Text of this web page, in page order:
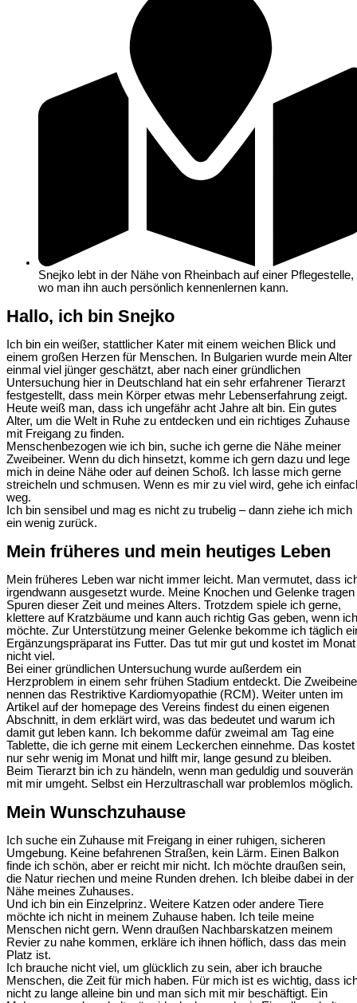
Snejko lebt in der Nähe von Rheinbach auf einer Pflegestelle,
wo man ihn auch persönlich kennenlernen kann.
Hallo, ich bin Snejko
Ich bin ein weißer, stattlicher Kater mit einem weichen Blick und
einem großen Herzen für Menschen. In Bulgarien wurde mein Alter
einmal viel jünger geschätzt, aber nach einer gründlichen
Untersuchung hier in Deutschland hat ein sehr erfahrener Tierarzt
festgestellt, dass mein Körper etwas mehr Lebenserfahrung zeigt.
Heute weiß man, dass ich ungefähr acht Jahre alt bin. Ein gutes
Alter, um die Welt in Ruhe zu entdecken und ein richtiges Zuhause
mit Freigang zu finden.
Menschenbezogen wie ich bin, suche ich gerne die Nähe meiner
Zweibeiner. Wenn du dich hinsetzt, komme ich gern dazu und lege
mich in deine Nähe oder auf deinen Schoß. Ich lasse mich gerne
streicheln und schmusen. Wenn es mir zu viel wird, gehe ich
weg.
Ich bin sensibel und mag es nicht zu trubelig – dann ziehe ich mich
ein wenig zurück.
Mein früheres und mein heutiges Leben
Mein früheres Leben war nicht immer leicht. Man vermutet, dass
irgendwann ausgesetzt wurde. Meine Knochen und Gelenke tragen
Spuren dieser Zeit und meines Alters. Trotzdem spiele ich gerne,
klettere auf Kratzbäume und kann auch richtig Gas geben, wenn ich
möchte. Zur Unterstützung meiner Gelenke bekomme ich täglich
Ergänzungspräparat ins Futter. Das tut mir gut und kostet im Monat
nicht viel.
Bei einer gründlichen Untersuchung wurde außerdem ein
Herzproblem in einem sehr frühen Stadium entdeckt. Die
nennen das Restriktive Kardiomyopathie (RCM). Weiter unten im
Artikel auf der homepage des Vereins findest du einen eigenen
Abschnitt, in dem erklärt wird, was das bedeutet und warum ich
damit gut leben kann. Ich bekomme dafür zweimal am Tag eine
Tablette, die ich gerne mit einem Leckerchen einnehme. Das kostet
nur sehr wenig im Monat und hilft mir, lange gesund zu bleiben.
Beim Tierarzt bin ich zu händeln, wenn man geduldig und souverän
mit mir umgeht. Selbst ein Herzultraschall war problemlos möglich.
Mein Wunschzuhause
Ich suche ein Zuhause mit Freigang in einer ruhigen, sicheren
Umgebung. Keine befahrenen Straßen, kein Lärm. Einen Balkon
finde ich schön, aber er reicht mir nicht. Ich möchte draußen sein,
die Natur riechen und meine Runden drehen. Ich bleibe dabei in der
Nähe meines Zuhauses.
Und ich bin ein Einzelprinz. Weitere Katzen oder andere Tiere
möchte ich nicht in meinem Zuhause haben. Ich teile meine
Menschen nicht gern. Wenn draußen Nachbarskatzen meinem
Revier zu nahe kommen, erkläre ich ihnen höflich, dass das mein
Platz ist.
Ich brauche nicht viel, um glücklich zu sein, aber ich brauche
Menschen, die Zeit für mich haben. Für mich ist es wichtig, dass
nicht zu lange alleine bin und man sich mit mir beschäftigt. Ein